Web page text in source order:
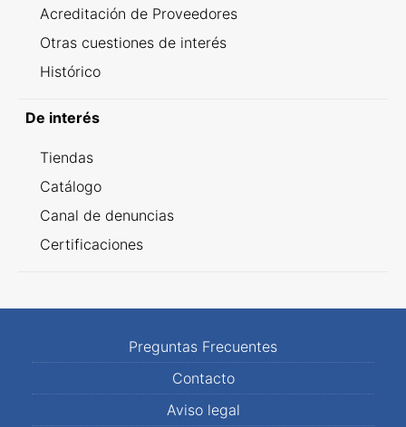
Acreditación de Proveedores
Otras cuestiones de interés
Histórico
De interés
Tiendas
Catálogo
Canal de denuncias
Certificaciones
Preguntas Frecuentes
Contacto
Aviso legal